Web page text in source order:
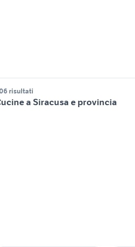
risultati
a Siracusa e provincia